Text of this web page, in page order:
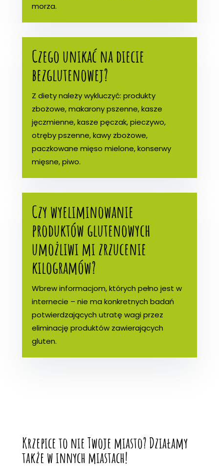
morza.
Czego unikać na diecie
bezglutenowej?
Z diety należy wykluczyć: produkty
zbożowe, makarony pszenne, kasze
jęczmienne, kasze pęczak, pieczywo,
otręby pszenne, kawy zbożowe,
paczkowane mięso mielone, konserwy
mięsne, piwo.
Czy wyeliminowanie
produktów glutenowych
umożliwi mi zrzucenie
kilogramów?
Wbrew informacjom, których pełno jest w
internecie – nie ma konkretnych badań
potwierdzających utratę wagi przez
eliminację produktów zawierających
gluten.
Krzepice to nie Twoje miasto? Działamy
także w innych miastach!